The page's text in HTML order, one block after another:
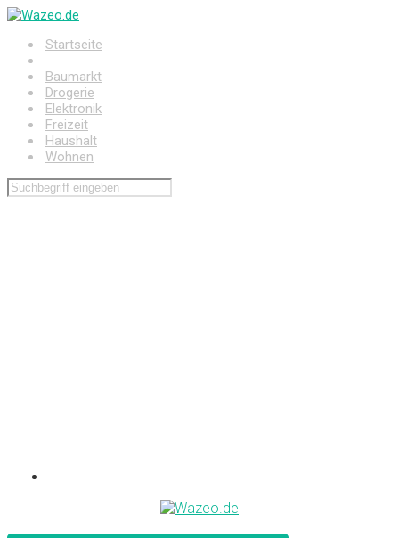
Zum
springenStartseite
Baumarkt
Drogerie
Elektronik
Freizeit
Haushalt
Wohnen